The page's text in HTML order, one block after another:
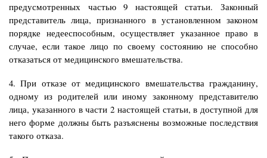
предусмотренных частью 9 настоящей статьи. Законный
представитель лица, признанного в установленном законом
порядке недееспособным, осуществляет указанное право в
случае, если такое лицо по своему состоянию не способно
отказаться от медицинского вмешательства.
4. При отказе от медицинского вмешательства гражданину,
одному из родителей или иному законному представителю
лица, указанного в части 2 настоящей статьи, в доступной для
него форме должны быть разъяснены возможные последствия
такого отказа.